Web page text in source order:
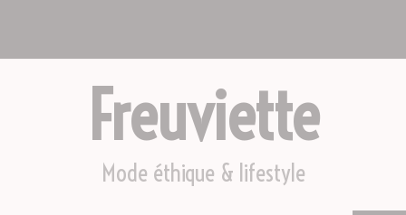
Freuviette
Mode éthique & lifestyle